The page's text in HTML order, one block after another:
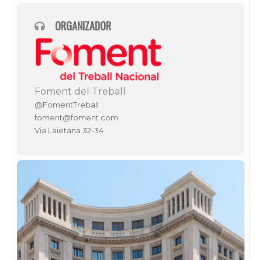
ORGANIZADOR
Foment del Treball
@FomentTreball
foment@foment.com
Via Laietana 32-34